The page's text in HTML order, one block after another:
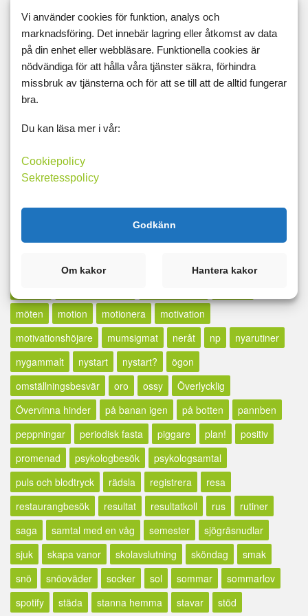
huvudvärk
influensa inpsiration
inspiration
inspirerad
invänta sin själ jagkan
jäklar anamma
jobb
jobbarkompisar jobbet kallt kalorier
känsla
kdhv
kolhydratdjävulen
läraryrket
lärdomar
magnesium
mat mäta måtband
matdagboken
middag borta
midsommarkrasch
möten
motion motionera
motivation
motivationshöjare
mumsigmat neråt np
nyarutiner
nygammalt
nystart nystart?
ögon
omställningsbesvär
oro ossy
Överlycklig
Övervinna hinder
på banan igen på botten
pannben
peppningar
periodisk fasta piggare plan!
positiv
promenad
psykologbesök
psykologsamtal
puls och blodtryck
rädsla registrera
resa
restaurangbesök
resultat resultatkoll rus
rutiner
saga
samtal med en våg semester
sjögräsnudlar
sjuk
skapa vanor skolavslutning sköndag
smak
snö
snöoväder socker sol sommar
sommarlov
spotify
städa stanna hemma stavar
stöd
Vi använder cookies för funktion, analys och
marknadsföring. Det innebär lagring eller åtkomst av data
på din enhet eller webbläsare. Funktionella cookies är
nödvändiga för att hålla våra tjänster säkra, förhindra
missbruk av tjänsterna och för att se till att de alltid fungerar
bra.
Du kan läsa mer i vår:
Cookiepolicy
Sekretesspolicy
Godkänn
Om kakor Hantera kakor